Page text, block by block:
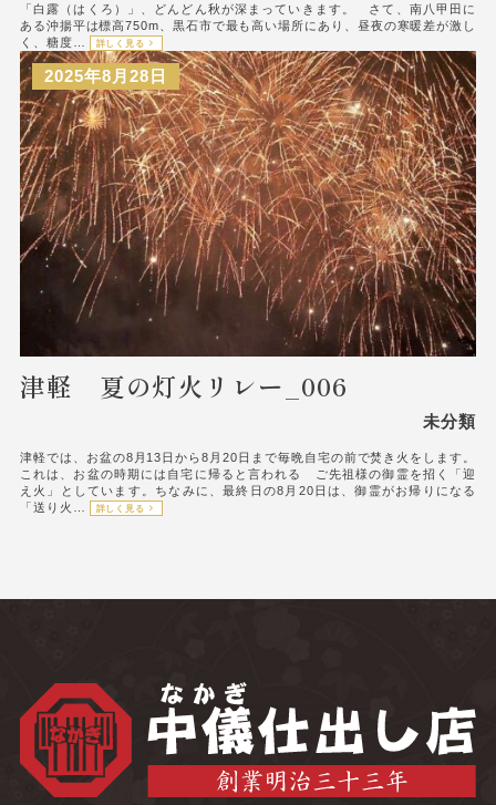
「白露（はくろ）」、どんどん秋が深まっていきます。 さて、南八甲田に
ある沖揚平は標高750m、黒石市で最も高い場所にあり、昼夜の寒暖差が激し
く、糖度…
詳しく見る
2025年8月28日
津軽 夏の灯火リレー_006
未分類
津軽では、お盆の8月13日から8月20日まで毎晩自宅の前で焚き火をします。
これは、お盆の時期には自宅に帰ると言われる ご先祖様の御霊を招く「迎
え火」としています。ちなみに、最終日の8月20日は、御霊がお帰りになる
「送り火…
詳しく見る